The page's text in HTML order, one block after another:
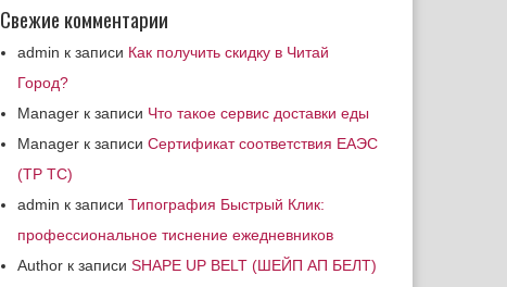
Свежие комментарии
admin к записи Как получить скидку в Читай
Город?
Manager к записи Что такое сервис доставки еды
Manager к записи Сертификат соответствия ЕАЭС
(ТР ТС)
admin к записи Типография Быстрый Клик:
профессиональное тиснение ежедневников
Author к записи SHAPE UP BELT (ШЕЙП АП БЕЛТ)